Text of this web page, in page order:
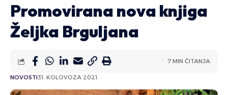
Promovirana nova knjiga
Željka Brguljana
NOVOSTI31. KOLOVOZA 2021.
7 MIN ČITANJA